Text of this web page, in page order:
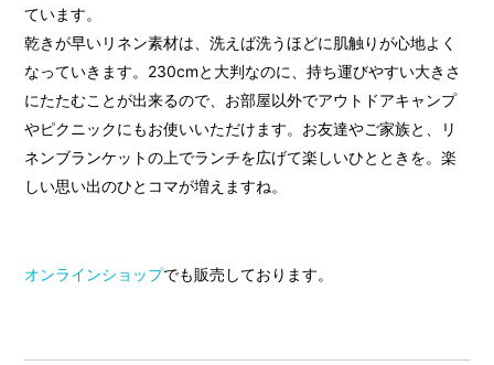
ています。
乾きが早いリネン素材は、洗えば洗うほどに肌触りが心地よく
なっていきます。230cmと大判なのに、持ち運びやすい大きさ
にたたむことが出来るので、お部屋以外でアウトドアキャンプ
やピクニックにもお使いいただけます。お友達やご家族と、リ
ネンブランケットの上でランチを広げて楽しいひとときを。楽
しい思い出のひとコマが増えますね。
オンラインショップでも販売しております。